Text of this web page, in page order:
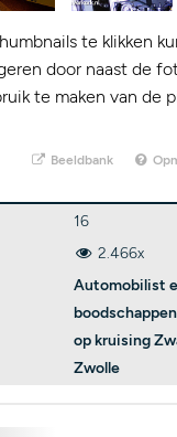
te klikken
door naast de
te maken van de
Beeldbank
16
2.466x
Automobilist
op kruising
Zwolle